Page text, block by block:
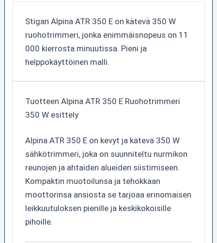
Stigan Alpina ATR 350 E on kätevä 350 W
ruohotrimmeri, jonka enimmäisnopeus on 11
000 kierrosta minuutissa. Pieni ja
helppokäyttöinen malli.
Tuotteen Alpina ATR 350 E Ruohotrimmeri
350 W esittely
Alpina ATR 350 E on kevyt ja kätevä 350 W
sähkötrimmeri, joka on suunniteltu nurmikon
reunojen ja ahtaiden alueiden siistimiseen.
Kompaktin muotoilunsa ja tehokkaan
moottorinsa ansiosta se tarjoaa erinomaisen
leikkuutuloksen pienille ja keskikokoisille
pihoille.